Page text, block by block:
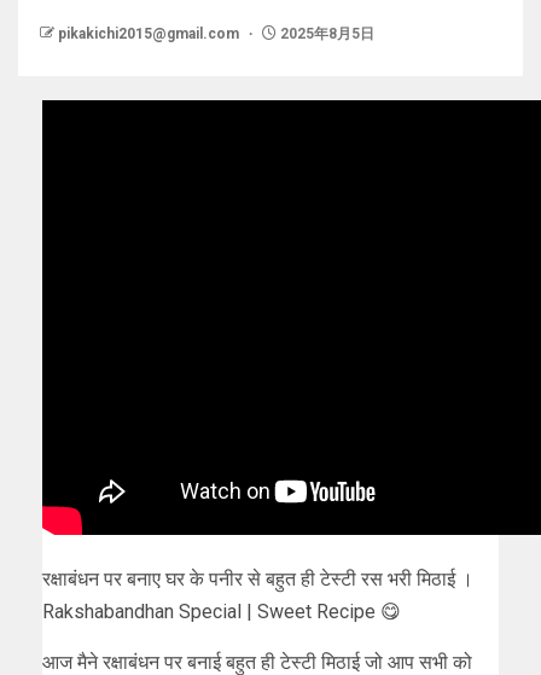
pikakichi2015@gmail.com 2025年8月5日
रक्षाबंधन पर बनाए घर के पनीर से बहुत ही टेस्टी रस भरी मिठाई ।
Rakshabandhan Special | Sweet Recipe 😋
आज मैने रक्षाबंधन पर बनाई बहुत ही टेस्टी मिठाई जो आप सभी को